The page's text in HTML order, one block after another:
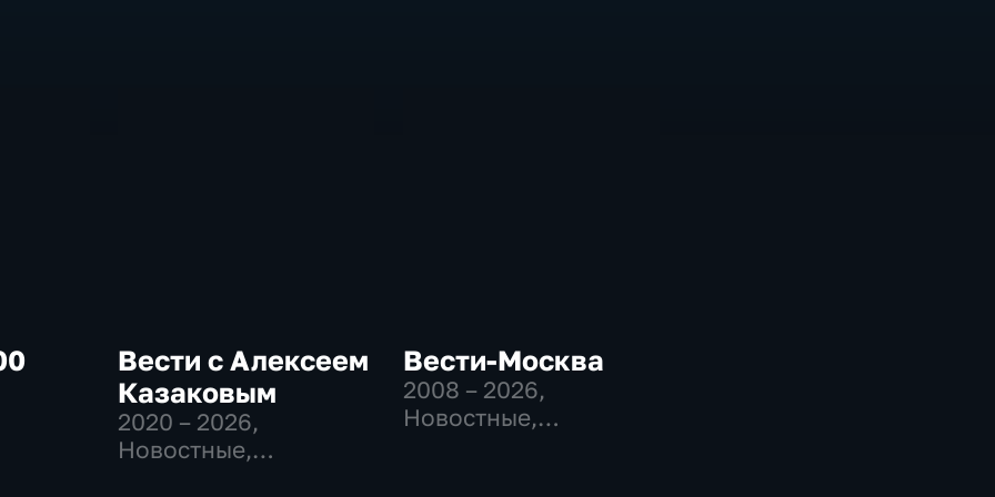
Вести с Алексеем
Казаковым
2020 – 2026,
Новостные,
Вести-Москва
2008 – 2026,
Новостные,